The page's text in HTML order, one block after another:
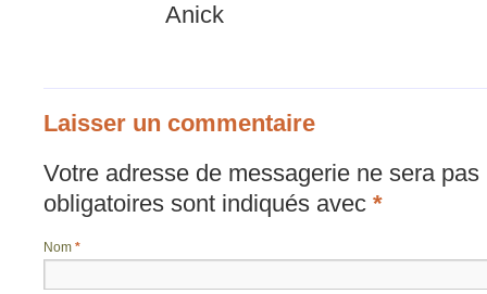
Anick
Laisser un commentaire
Votre adresse de messagerie ne sera pas
obligatoires sont indiqués avec *
Nom *